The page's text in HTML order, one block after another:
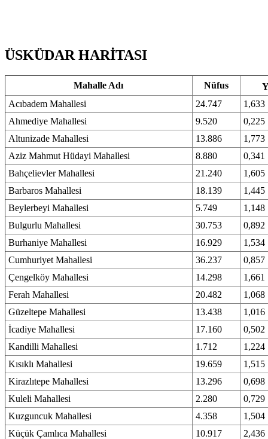
ÜSKÜDAR HARİTASI
Mahalle Adı Nüfus
Acıbadem Mahallesi
24.747
1,633
Ahmediye Mahallesi
9.520
0,225
Altunizade Mahallesi
13.886
1,773
Aziz Mahmut Hüdayi Mahallesi
8.880
0,341
Bahçelievler Mahallesi
21.240
1,605
Barbaros Mahallesi
18.139
1,445
Beylerbeyi Mahallesi
5.749
1,148
Bulgurlu Mahallesi
30.753
0,892
Burhaniye Mahallesi
16.929
1,534
Cumhuriyet Mahallesi
36.237
0,857
Çengelköy Mahallesi
14.298
1,661
Ferah Mahallesi
20.482
1,068
Güzeltepe Mahallesi
13.438
1,016
İcadiye Mahallesi
17.160
0,502
Kandilli Mahallesi
1.712
1,224
Kısıklı Mahallesi
19.659
1,515
Kirazlıtepe Mahallesi
13.296
0,698
Kuleli Mahallesi
2.280
0,729
Kuzguncuk Mahallesi
4.358
1,504
Küçük Çamlıca Mahallesi
10.917
2,436